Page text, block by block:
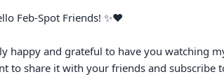
Feb-Spot Friends! ✨♥
happy and grateful to have you watching
to share it with your friends and subscribe